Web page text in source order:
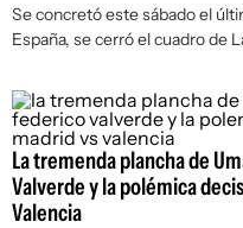
Se concretó este sábado el
España, se cerró el cuadro de
La tremenda plancha de
Valverde y la polémica
Valencia